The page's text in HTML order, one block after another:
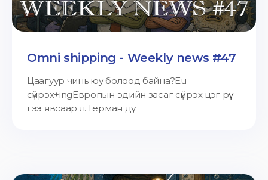
Omni shipping - Weekly news #47
Цаагуур чинь юу болоод байна?Eu
сүйрэх+ingЕвропын эдийн засаг сүйрэх цэг рүү
гээ явсаар л. Герман дү...